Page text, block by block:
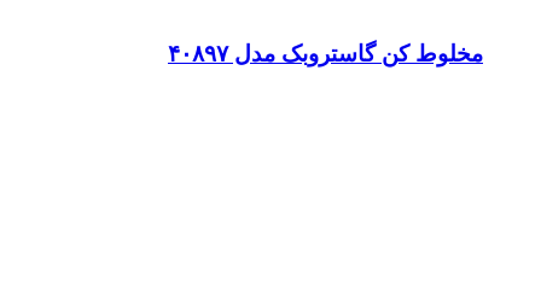
مخلوط کن گاستروبک مدل ۴۰۸۹۷